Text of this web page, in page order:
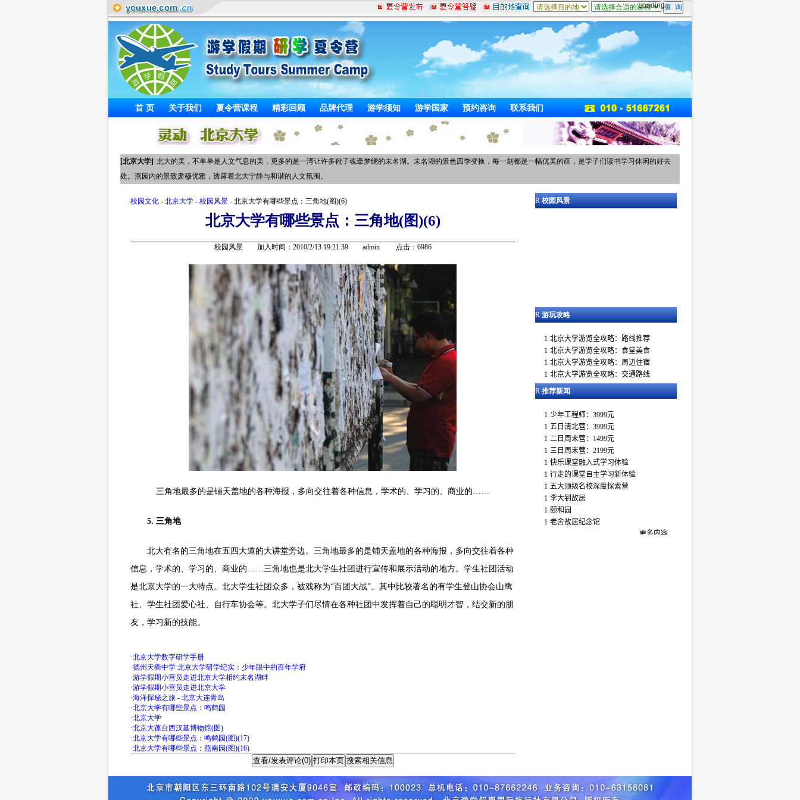
Loading...
首 页 关于我们 夏令营课程 精彩回顾 品牌代理 游学须知 游学国家 预约咨询 联系我们
[北京大学] 北大的美，不单单是人文气息的美，更多的是一湾让许多靴子魂牵梦绕的未名湖。未名湖的景色四季变换，每一刻都是一幅优美的画，是学子们读书学习休闲的好去
处。燕园内的景致肃穆优雅，透露着北大宁静与和谐的人文氛围。
校园文化 - 北京大学 - 校园风景 - 北京大学有哪些景点：三角地(图)(6)
北京大学有哪些景点：三角地(图)(6)
校园风景 加入时间：2010/2/13 19:21:39 admin 点击：6986
三角地最多的是铺天盖地的各种海报，多向交往着各种信息，学术的、学习的、商业的……
5. 三角地
北大有名的三角地在五四大道的大讲堂旁边。三角地最多的是铺天盖地的各种海报，多向交往着各种
信息，学术的、学习的、商业的……三角地也是北大学生社团进行宣传和展示活动的地方。学生社团活动
是北京大学的一大特点。北大学生社团众多，被戏称为“百团大战”。其中比较著名的有学生登山协会山鹰
社、学生社团爱心社、自行车协会等。北大学子们尽情在各种社团中发挥着自己的聪明才智，结交新的朋
友，学习新的技能。
·北京大学数字研学手册
·德州天衢中学 北京大学研学纪实：少年眼中的百年学府
·游学假期小营员走进北京大学相约未名湖畔
·游学假期小营员走进北京大学
·海洋探秘之旅 - 北京大连青岛
·北京大学有哪些景点：鸣鹤园
·北京大学
·北京大葆台西汉墓博物馆(图)
·北京大学有哪些景点：鸣鹤园(图)(17)
·北京大学有哪些景点：燕南园(图)(16)
R校园风景
R 游玩攻略
R推荐新闻